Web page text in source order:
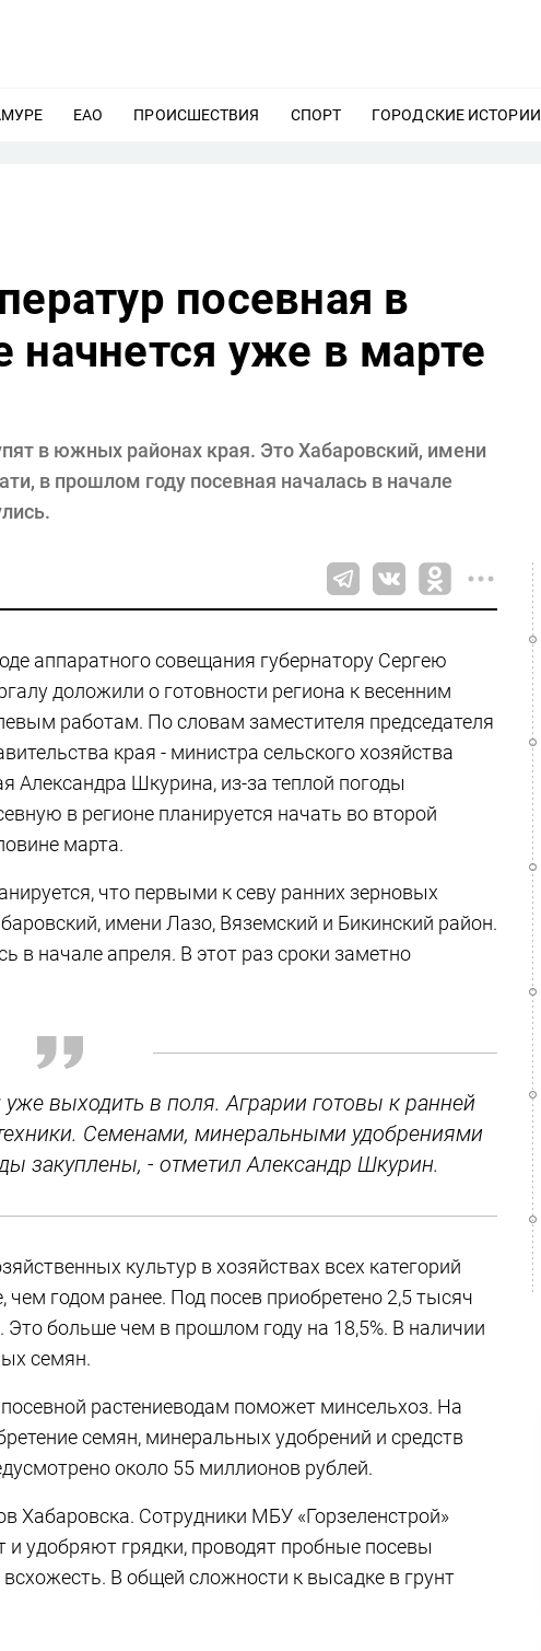
ЕЩЕ
ЕАО ЕЩЕ
ПРОИСШЕСТВИЯ ЕЩЕ
СПОРТ ЕЩЕ
ГОРОДСКИЕ ИСТОРИИ
посевная в
начнется уже в марте
в южных районах края. Это Хабаровский, имени
в прошлом году посевная началась в начале
аппаратного совещания губернатору Сергею
доложили о готовности региона к весенним
работам. По словам заместителя председателя
края - министра сельского хозяйства
Александра Шкурина, из-за теплой погоды
в регионе планируется начать во второй
марта.
что первыми к севу ранних зерновых
имени Лазо, Вяземский и Бикинский район.
в начале апреля. В этот раз сроки заметно
выходить в поля. Аграрии готовы к ранней
Семенами, минеральными удобрениями
закуплены, - отметил Александр Шкурин.
культур в хозяйствах всех категорий
чем годом ранее. Под посев приобретено 2,5 тысяч
больше чем в прошлом году на 18,5%. В наличии
семян.
растениеводам поможет минсельхоз. На
семян, минеральных удобрений и средств
около 55 миллионов рублей.
Хабаровска. Сотрудники МБУ «Горзеленстрой»
удобряют грядки, проводят пробные посевы
В общей сложности к высадке в грунт